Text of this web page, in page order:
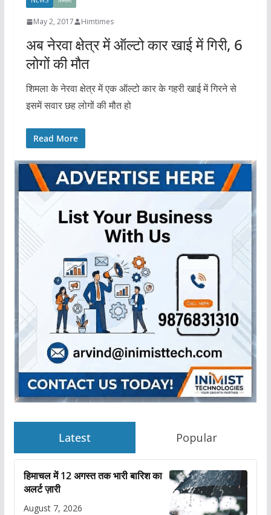
May 2, 2017 Himtimes
अब नेरवा क्षेत्र में ऑल्टो कार खाई में गिरी, 6
लोगों की मौत
शिमला के नेरवा क्षेत्र में एक ऑल्टो कार के गहरी खाई में गिरने से
इसमें सवार छह लोगों की मौत हो
Read More
Latest Popular
हिमाचल में 12 अगस्त तक भारी बारिश का
अलर्ट ज़ारी
August 7, 2026